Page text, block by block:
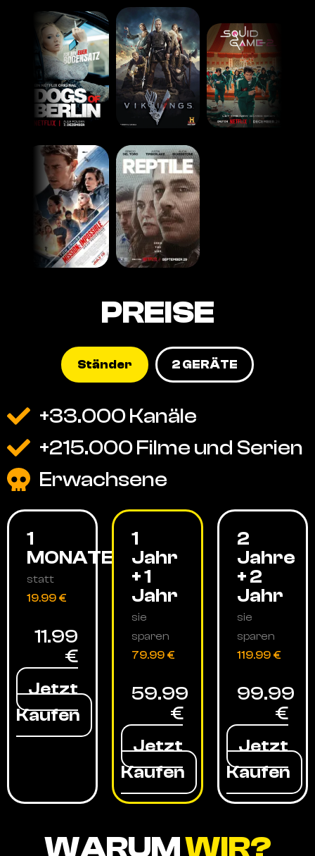
PREISE
Ständer 2 GERÄTE
+33.000 Kanäle
+215.000 Filme und Serien
Erwachsene
1
MONATE
statt
19.99 €
11.99
€
Jetzt
Kaufen
1
Jahr
+ 1
Jahr
sie
sparen
79.99 €
59.99
€
Jetzt
Kaufen
2
Jahre
+ 2
Jahr
sie
sparen
119.99 €
99.99
€
Jetzt
Kaufen
WARUMWIR?